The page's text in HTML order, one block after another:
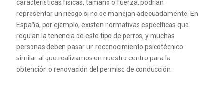
características físicas, tamaño o fuerza, podrían
representar un riesgo si no se manejan adecuadamente. En
España, por ejemplo, existen normativas específicas que
regulan la tenencia de este tipo de perros, y muchas
personas deben pasar un reconocimiento psicotécnico
similar al que realizamos en nuestro centro para la
obtención o renovación del permiso de conducción.